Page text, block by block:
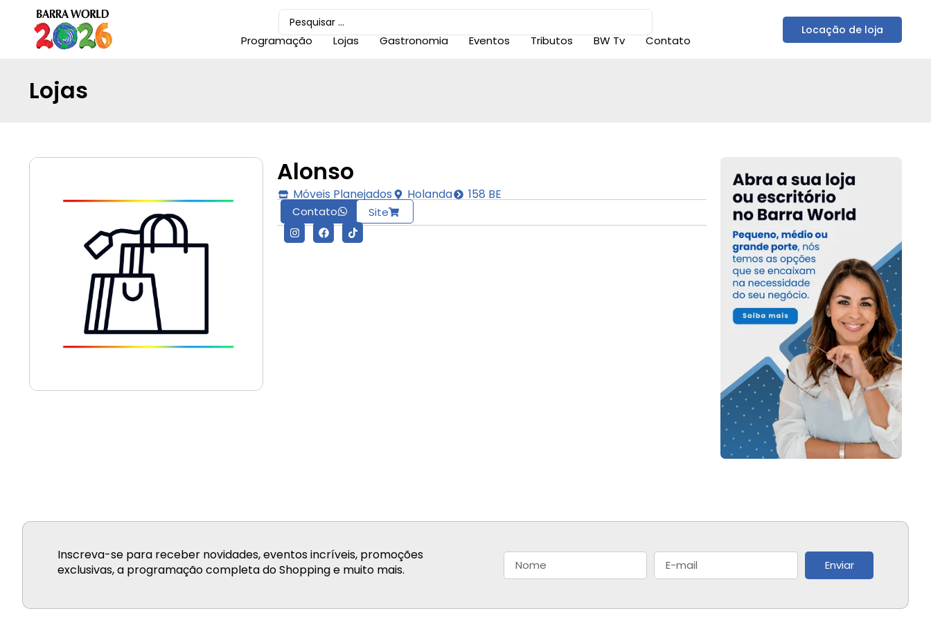
Programação Lojas Gastronomia Eventos Tributos BW Tv Contato
Locação de loja
Lojas
Móveis Planejados Holanda 158 BE
Contato Site
Alonso
Inscreva-se para receber novidades, eventos incríveis, promoções
exclusivas, a programação completa do Shopping e muito mais.
Enviar